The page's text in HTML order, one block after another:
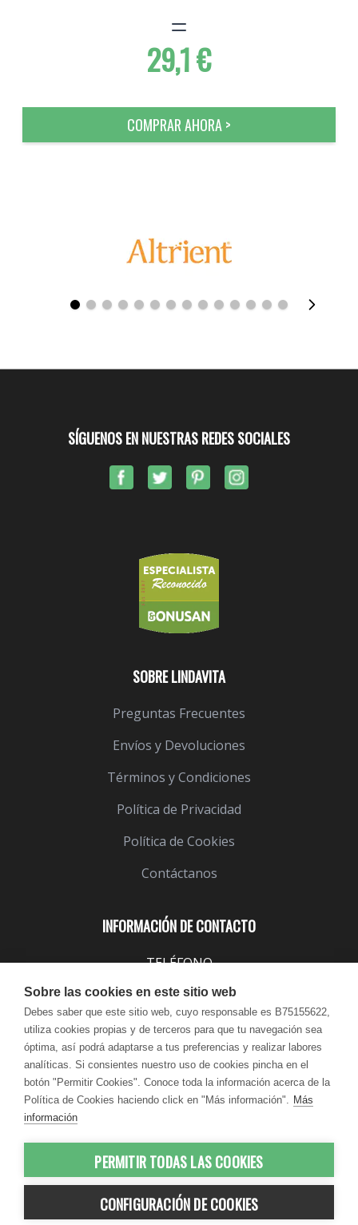
29,1 €
COMPRAR AHORA >
INFORMACIÓN DE CONTACTO
TELÉFONO
EMAIL
info@lindavita.com
HORARIO
Lun - Jue / 9:00 - 18:30
Vie / 9:00 - 17:30
SOBRE LINDAVITA
Preguntas Frecuentes
Envíos y Devoluciones
Términos y Condiciones
Política de Privacidad
Política de Cookies
Contáctanos
SÍGUENOS EN NUESTRAS REDES SOCIALES
© 2012-2026 LindaVita - Todos los
derechos reservados
Sobre las cookies en este sitio web
Debes saber que este sitio web, cuyo responsable es B75155622,
utiliza cookies propias y de terceros para que tu navegación sea
óptima, así podrá adaptarse a tus preferencias y realizar labores
analíticas. Si consientes nuestro uso de cookies pincha en el
botón "Permitir Cookies". Conoce toda la información acerca de la
Política de Cookies haciendo click en "Más información". Más
información
PERMITIR TODAS LAS COOKIES
CONFIGURACIÓN DE COOKIES